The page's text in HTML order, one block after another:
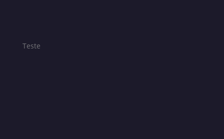
Teste